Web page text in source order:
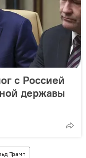
с Россией
державы
Трамп